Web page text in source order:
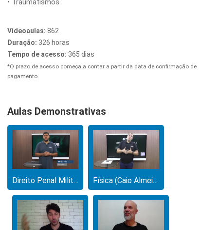
• Traumatismos.
Videoaulas: 862
Duração: 326 horas
Tempo de acesso: 365 dias
*O prazo de acesso começa a contar a partir da data de confirmação de
pagamento.
Aulas Demonstrativas
Direito Penal Militar - Processo Penal Militar (Irineu Ruiz e Giovanny Dias) Física (Caio Almeida)